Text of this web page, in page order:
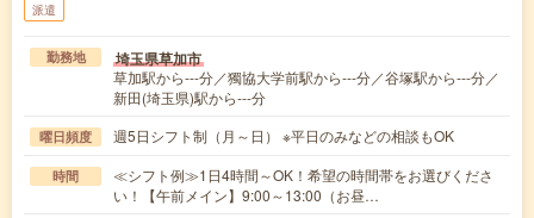
派遣
勤務地 埼玉県草加市
草加駅から---分／獨協大学前駅から---分／谷塚駅から---分／
新田(埼玉県)駅から---分
曜日頻度 週5日シフト制（月～日） ※平日のみなどの相談もOK
時間
≪シフト例≫1日4時間～OK！希望の時間帯をお選びくださ
い！【午前メイン】9:00～13:00（お昼…